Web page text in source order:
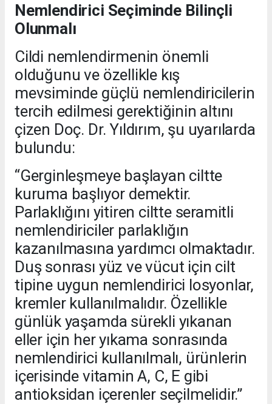
Nemlendirici Seçiminde Bilinçli
Olunmalı
Cildi nemlendirmenin önemli
olduğunu ve özellikle kış
mevsiminde güçlü nemlendiricilerin
tercih edilmesi gerektiğinin altını
çizen Doç. Dr. Yıldırım, şu uyarılarda
bulundu:
“Gerginleşmeye başlayan ciltte
kuruma başlıyor demektir.
Parlaklığını yitiren ciltte seramitli
nemlendiriciler parlaklığın
kazanılmasına yardımcı olmaktadır.
Duş sonrası yüz ve vücut için cilt
tipine uygun nemlendirici losyonlar,
kremler kullanılmalıdır. Özellikle
günlük yaşamda sürekli yıkanan
eller için her yıkama sonrasında
nemlendirici kullanılmalı, ürünlerin
içerisinde vitamin A, C, E gibi
antioksidan içerenler seçilmelidir.”